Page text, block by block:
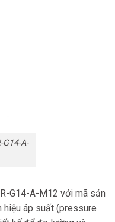
A-
G14-A-M12 với mã sản
áp suất (pressure